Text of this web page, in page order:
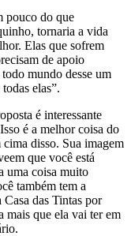
pouco do que
tornaria a vida
Elas que sofrem
de apoio
mundo desse um
elas”.
é interessante
é a melhor coisa do
disso. Sua imagem
que você está
uma coisa muito
também tem a
das Tintas por
mais que ela vai ter em